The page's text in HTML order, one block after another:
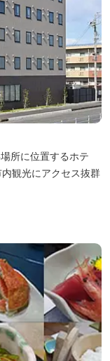
所に位置するホテ
観光にアクセス抜群